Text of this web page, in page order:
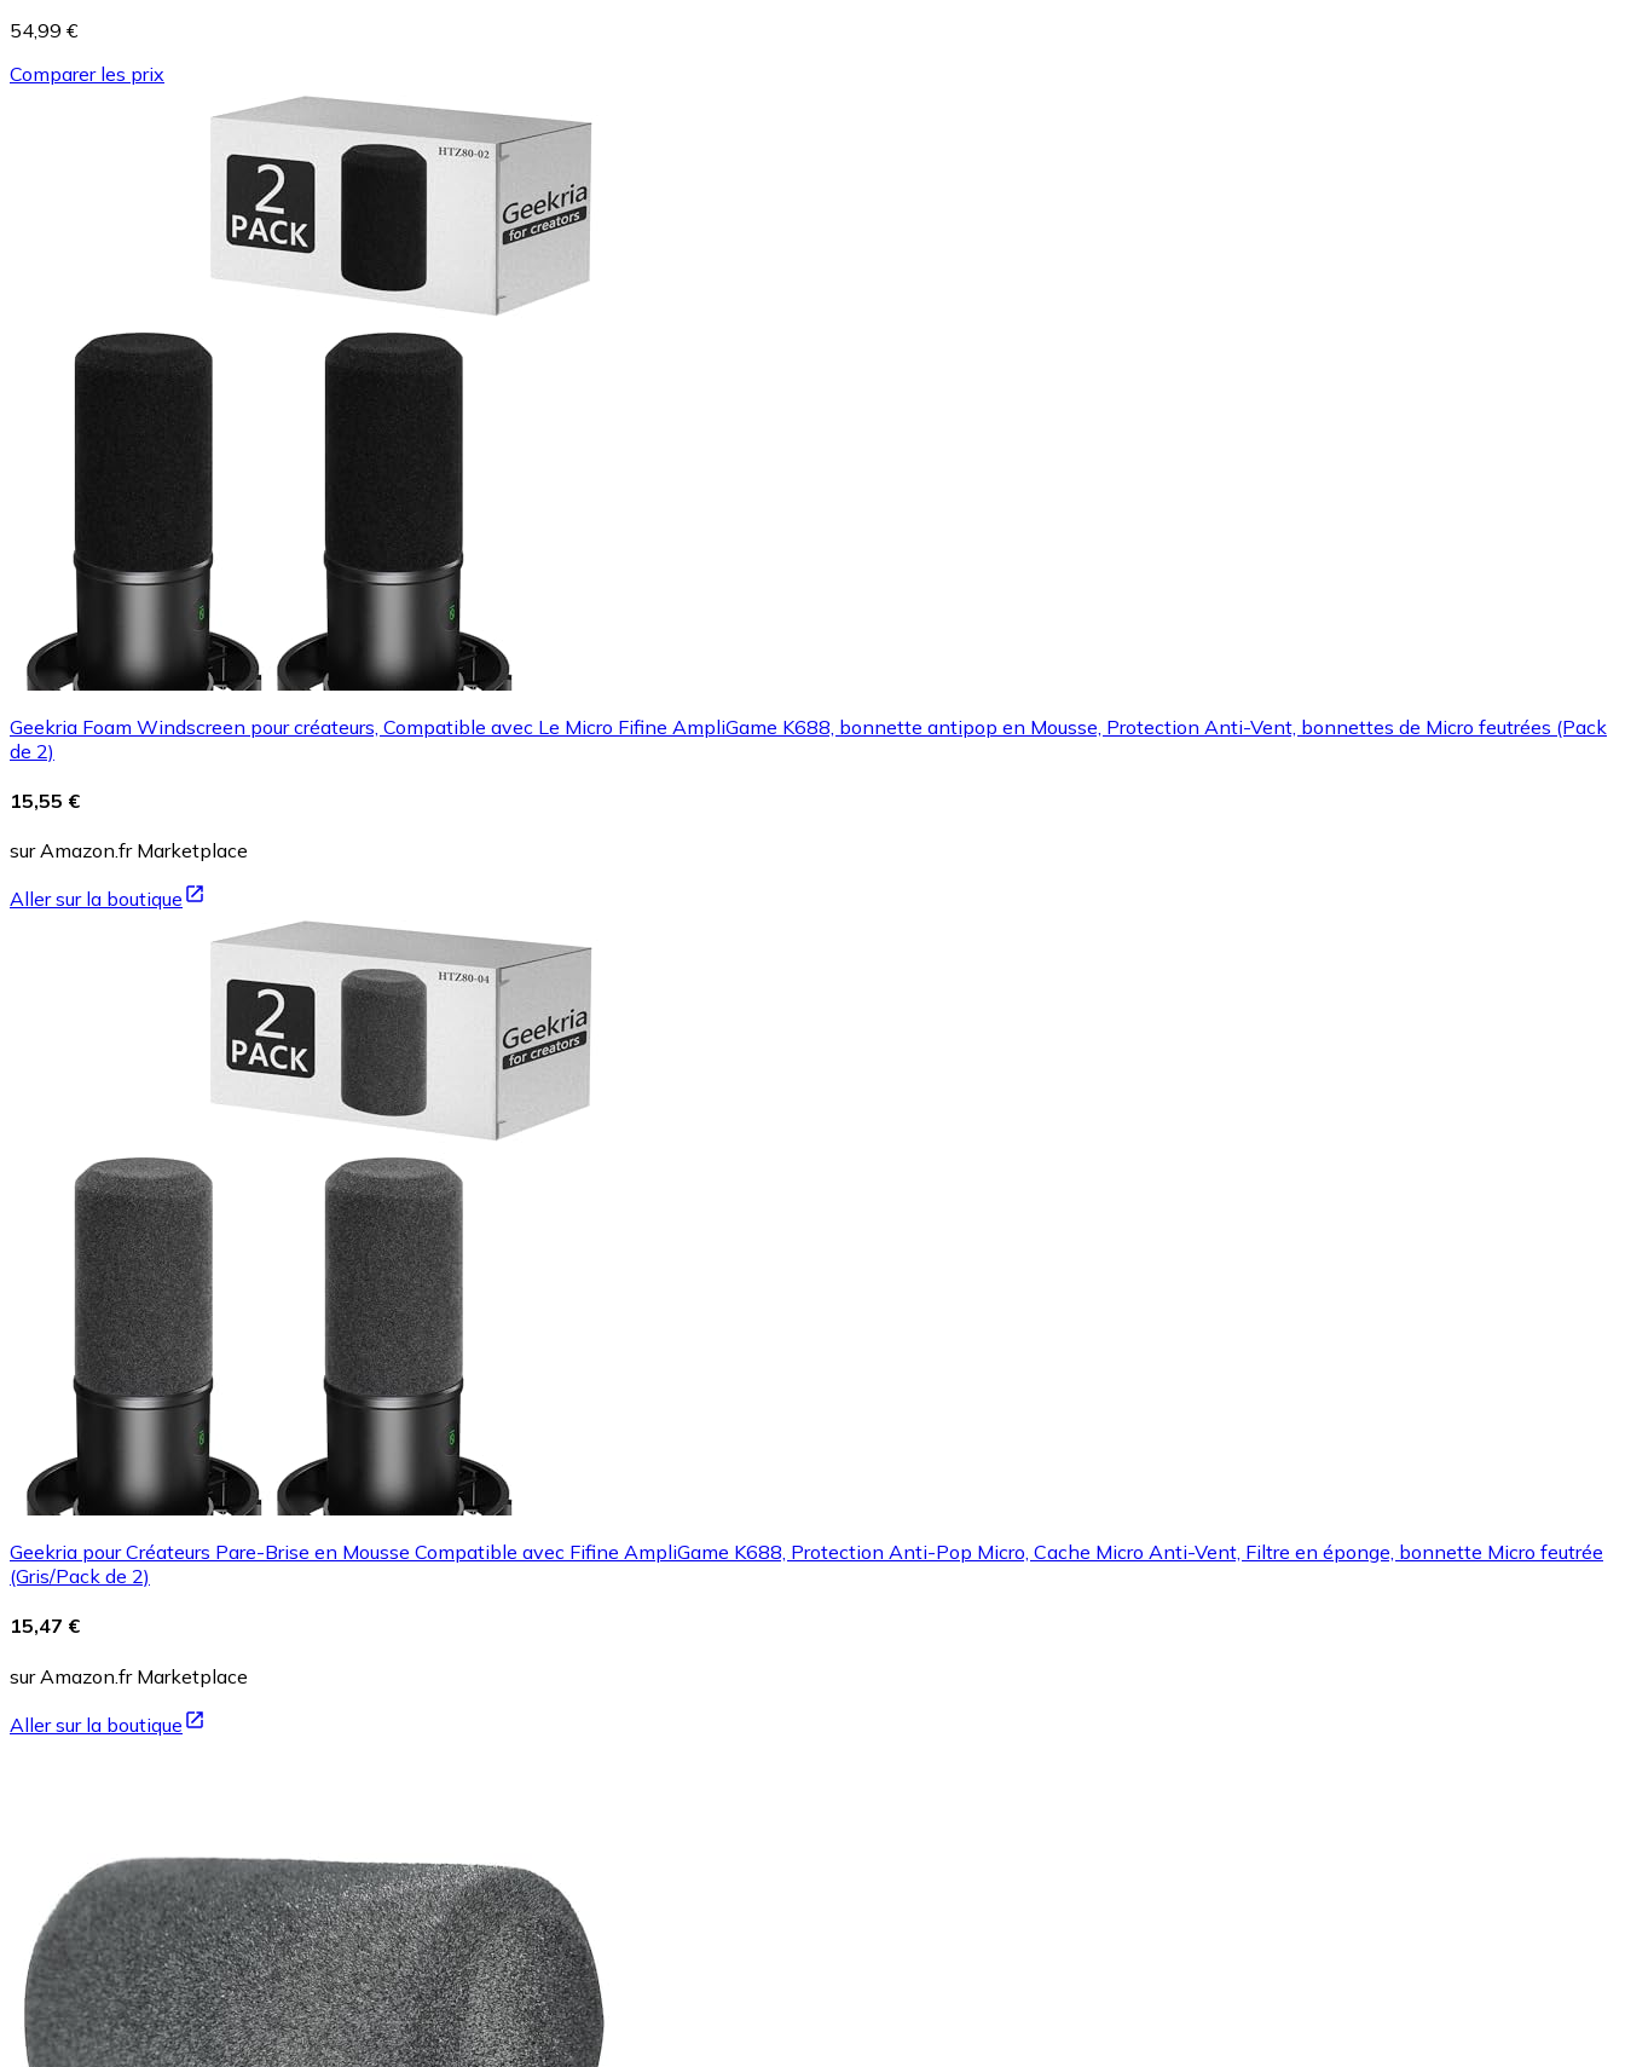
54,99 €
Comparer les prix
Geekria Foam Windscreen pour créateurs, Compatible avec Le Micro Fifine AmpliGame K688, bonnette antipop en Mousse, Protection Anti-Vent, bonnettes de Micro feutrées (Pack
de 2)
15,55 €
sur Amazon.fr Marketplace
Aller sur la boutique
Geekria pour Créateurs Pare-Brise en Mousse Compatible avec Fifine AmpliGame K688, Protection Anti-Pop Micro, Cache Micro Anti-Vent, Filtre en éponge, bonnette Micro feutrée
(Gris/Pack de 2)
15,47 €
sur Amazon.fr Marketplace
Aller sur la boutique